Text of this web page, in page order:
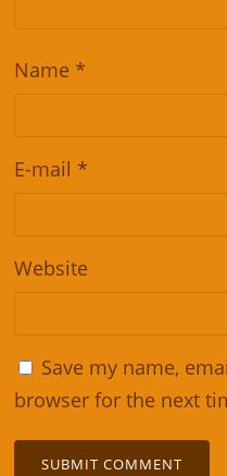
Name *
E-mail *
Website
Save my name,
browser for the next